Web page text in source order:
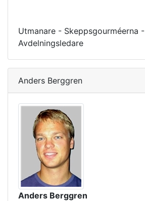
Utmanare - Skeppsgourméerna -
Avdelningsledare
Anders Berggren
Anders Berggren